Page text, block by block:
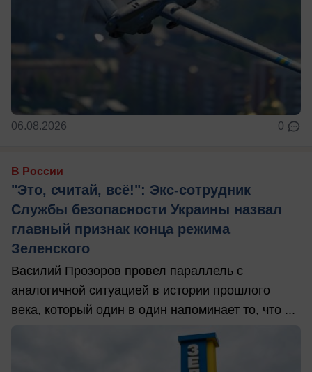
06.08.2026 0
В России
"Это, считай, всё!": Экс-сотрудник
Службы безопасности Украины назвал
главный признак конца режима
Зеленского
Василий Прозоров провел параллель с
аналогичной ситуацией в истории прошлого
века, который один в один напоминает то, что ...